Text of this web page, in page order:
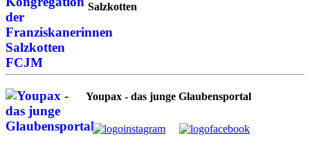
Salzkotten
Youpax - das junge Glaubensportal